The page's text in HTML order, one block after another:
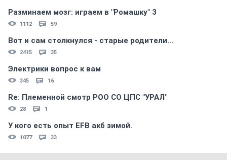
Разминаем мозг: играем в "Ромашку" 3
1112 59
Вот и сам столкнулся - старые родители...
2415 35
Электрики вопрос к вам
345 16
Re: Племеннoй смoтр РOO CO ЦПС "УРАЛ"
28 1
У кого есть опыт EFB акб зимой.
1077 33